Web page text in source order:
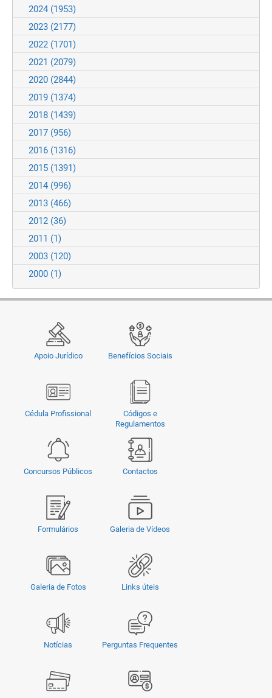
2024 (1953)
2023 (2177)
2022 (1701)
2021 (2079)
2020 (2844)
2019 (1374)
2018 (1439)
2017 (956)
2016 (1316)
2015 (1391)
2014 (996)
2013 (466)
2012 (36)
2011 (1)
2003 (120)
2000 (1)
Apoio Jurídico Benefícios Sociais
Cédula Profissional
Códigos e
Regulamentos
Concursos Públicos Contactos
Formulários Galeria de Vídeos
Galeria de Fotos Links úteis
Notícias Perguntas Frequentes